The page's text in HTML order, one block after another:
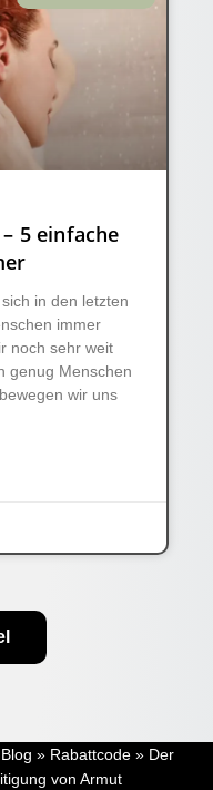
5 einfache
in den letzten
immer
noch sehr weit
genug Menschen
wir uns
Blog » Rabattcode » Der
von Armut